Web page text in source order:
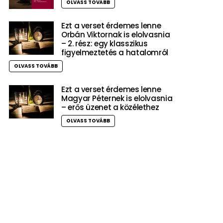
OLVASS TOVÁBB
Ezt a verset érdemes lenne
Orbán Viktornak is elolvasnia
– 2. rész: egy klasszikus
figyelmeztetés a hatalomról
OLVASS TOVÁBB
Ezt a verset érdemes lenne
Magyar Péternek is elolvasnia
– erős üzenet a közélethez
OLVASS TOVÁBB